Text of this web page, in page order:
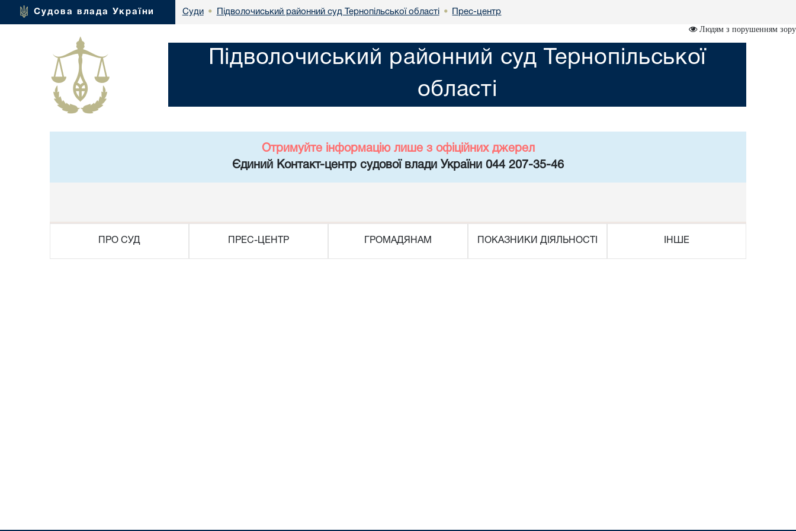
Судова влада України Суди • Підволочиський районний суд Тернопільської області • Прес-центр
Людям з порушенням зору
Підволочиський районний суд Тернопільської
області
Отримуйте інформацію лише з офіційних джерел
Єдиний Контакт-центр судової влади України 044 207-35-46
ПРО СУД ПРЕС-ЦЕНТР ГРОМАДЯНАМ ПОКАЗНИКИ ДІЯЛЬНОСТІ ІНШЕ